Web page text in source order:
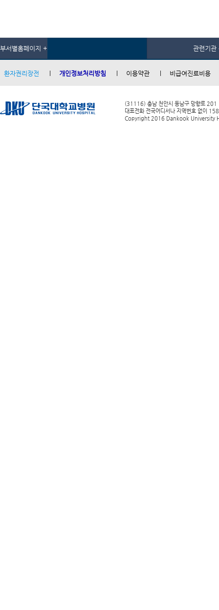
부서별홈페이지 + 관련기관
환자권리장전 개인정보처리방침 이용약관 비급여진료비용
(31116) 충남 천안시 동남구 망향로 201
대표전화 전국어디서나 지역번호 없이
Copyright 2016 Dankook University